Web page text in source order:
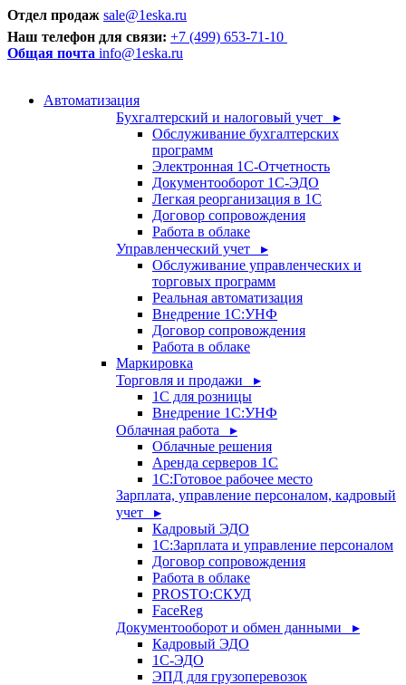
Отдел продаж sale@1eska.ru
Наш телефон для связи: +7 (499) 653-71-10
Общая почта info@1eska.ru
Автоматизация
Бухгалтерский и налоговый учет ▸
Обслуживание бухгалтерских
программ
Электронная 1С-Отчетность
Документооборот 1С-ЭДО
Легкая реорганизация в 1С
Договор сопровождения
Работа в облаке
Управленческий учет ▸
Обслуживание управленческих и
торговых программ
Реальная автоматизация
Внедрение 1С:УНФ
Договор сопровождения
Работа в облаке
Маркировка
Торговля и продажи ▸
1С для розницы
Внедрение 1С:УНФ
Облачная работа ▸
Облачные решения
Аренда серверов 1С
1C:Готовое рабочее место
Зарплата, управление персоналом, кадровый
учет ▸
Кадровый ЭДО
1С:Зарплата и управление персоналом
Договор сопровождения
Работа в облаке
PROSTO:СКУД
FaceReg
Документооборот и обмен данными ▸
Кадровый ЭДО
1С-ЭДО
ЭПД для грузоперевозок